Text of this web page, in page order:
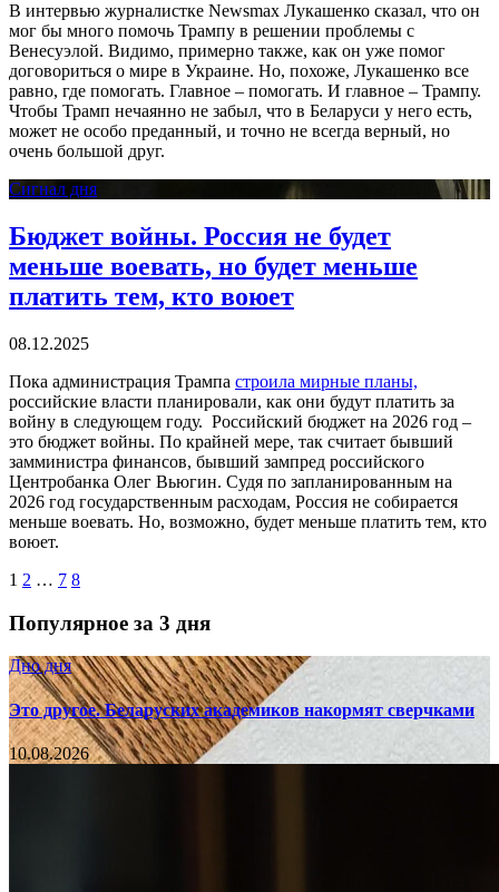
В интервью журналистке Newsmax Лукашенко сказал, что он
мог бы много помочь Трампу в решении проблемы с
Венесуэлой. Видимо, примерно также, как он уже помог
договориться о мире в Украине. Но, похоже, Лукашенко все
равно, где помогать. Главное – помогать. И главное – Трампу.
Чтобы Трамп нечаянно не забыл, что в Беларуси у него есть,
может не особо преданный, и точно не всегда верный, но
очень большой друг.
Сигнал дня
Бюджет войны. Россия не будет
меньше воевать, но будет меньше
платить тем, кто воюет
08.12.2025
Пока администрация Трампа строила мирные планы,
российские власти планировали, как они будут платить за
войну в следующем году. Российский бюджет на 2026 год –
это бюджет войны. По крайней мере, так считает бывший
замминистра финансов, бывший зампред российского
Центробанка Олег Вьюгин. Судя по запланированным на
2026 год государственным расходам, Россия не собирается
меньше воевать. Но, возможно, будет меньше платить тем, кто
воюет.
1 2 … 7 8
Популярное за 3 дня
Дно дня
Это другое. Беларуских академиков накормят сверчками
10.08.2026